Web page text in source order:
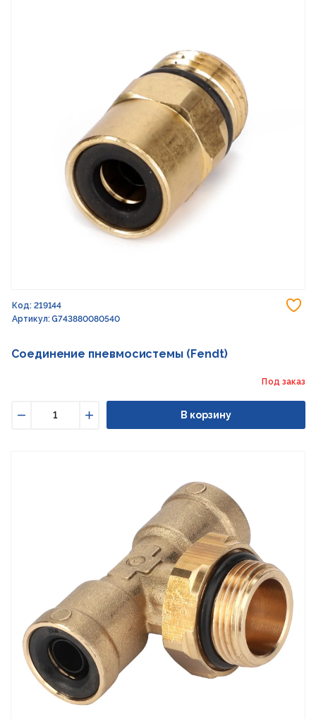
Код: 219144
Артикул: G743880080540
Соединение пневмосистемы (Fendt)
Под заказ
Увеличить
В корзину